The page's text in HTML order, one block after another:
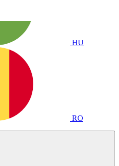
HU
RO